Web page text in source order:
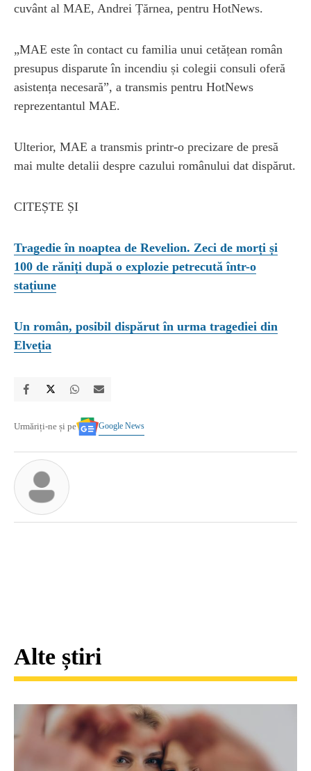
cuvânt al MAE, Andrei Țărnea, pentru HotNews.
„MAE este în contact cu familia unui cetățean român
presupus disparute în incendiu și colegii consuli oferă
asistența necesară”, a transmis pentru HotNews
reprezentantul MAE.
Ulterior, MAE a transmis printr-o precizare de presă
mai multe detalii despre cazului românului dat dispărut.
CITEȘTE ȘI
Tragedie în noaptea de Revelion. Zeci de morți și
100 de răniți după o explozie petrecută într-o
stațiune
Un român, posibil dispărut în urma tragediei din
Elveția
Urmăriți-ne și pe Google News
Alte știri